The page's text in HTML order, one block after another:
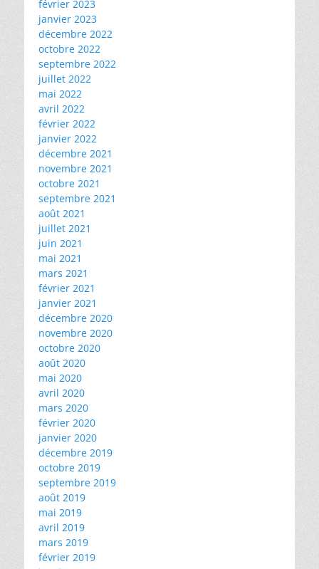
février 2023
janvier 2023
décembre 2022
octobre 2022
septembre 2022
juillet 2022
mai 2022
avril 2022
février 2022
janvier 2022
décembre 2021
novembre 2021
octobre 2021
septembre 2021
août 2021
juillet 2021
juin 2021
mai 2021
mars 2021
février 2021
janvier 2021
décembre 2020
novembre 2020
octobre 2020
août 2020
mai 2020
avril 2020
mars 2020
février 2020
janvier 2020
décembre 2019
octobre 2019
septembre 2019
août 2019
mai 2019
avril 2019
mars 2019
février 2019